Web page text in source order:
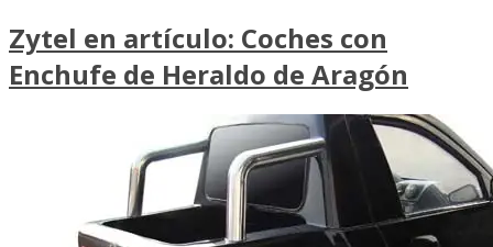
Zytel en artículo: Coches con
Enchufe de Heraldo de Aragón